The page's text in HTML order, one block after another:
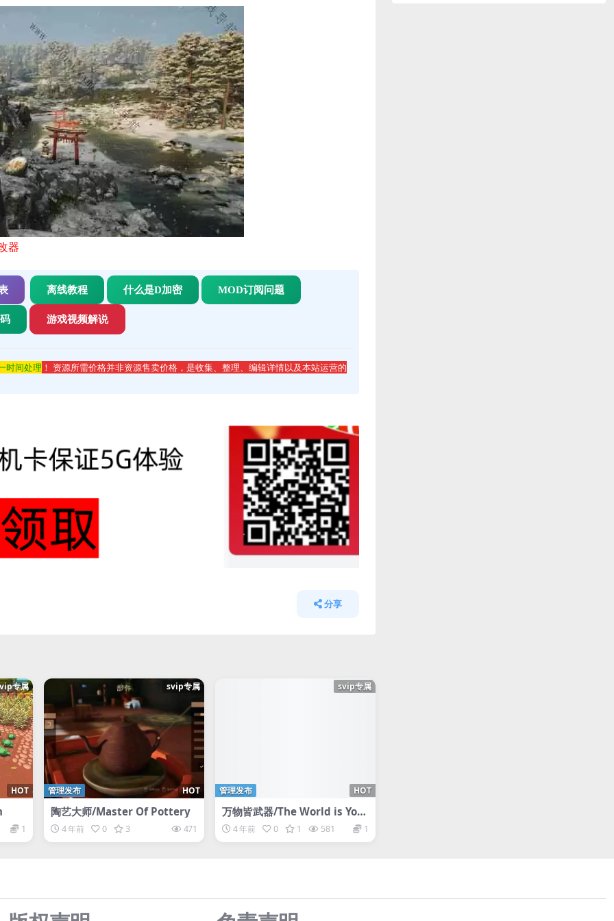
器
离线教程 什么是D加密 MOD订阅问题
游戏视频解说
时间处理 ！ 资源所需价格并非资源售卖价格，是收集、整理、编辑详情以及本站运营的
分享
专属
HOT
1
svip专属
HOT
管理发布
陶艺大师/Master Of Pottery
4 年前 0 3 471
svip专属
HOT
管理发布
万物皆武器/The World is Your
Weapon
4 年前 0 1 581 1